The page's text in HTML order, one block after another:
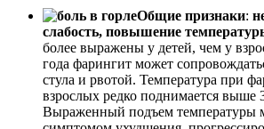
Общие признаки:
слабость, повышение
более выражены у детей, чем у
года фарингит может
стула и рвотой. Температура при
взрослых редко поднимается выше
Выраженный подъем температуры